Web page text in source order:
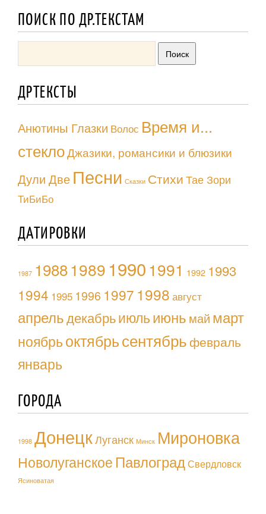
ПОИСК ПО ДР.ТЕКСТАМ
ДРТЕКСТЫ
Анютины Глазки Волос Время и...
стеклоДжазики, романсики и блюзики
Дули Две Песни Сказки СтихиТае Зори
ТиБиБо
ДАТИРОВКИ
1987 19881989 19901991 1992 1993
1994 1995 1996 1997 1998 август
апрельдекабрьиюльиюнь май март
ноябрьоктябрьсентябрьфевраль
январь
ГОРОДА
1998 ДонецкЛуганск Минск Мироновка
Новолуганское ПавлоградСвердловск
Ясиноватая